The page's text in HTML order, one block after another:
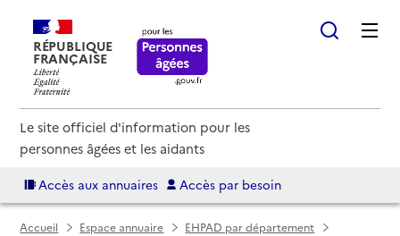
RÉPUBLIQUE
FRANÇAISE
Le site officiel d'information pour les
personnes âgées et les aidants
Accès aux annuaires Accès par besoin
Accueil Espace annuaire
EHPAD par département